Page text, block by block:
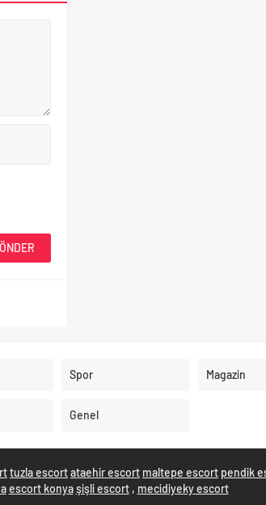
Spor Magazin
Genel
tuzla escortataehir escort maltepe escort pendik
escort konya şişli escort, mecidiyeky escort